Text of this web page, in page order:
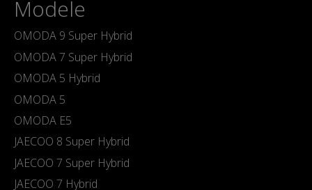
Modele
OMODA 9 Super Hybrid
OMODA 7 Super Hybrid
OMODA 5 Hybrid
OMODA 5
OMODA E5
JAECOO 8 Super Hybrid
JAECOO 7 Super Hybrid
JAECOO 7 Hybrid